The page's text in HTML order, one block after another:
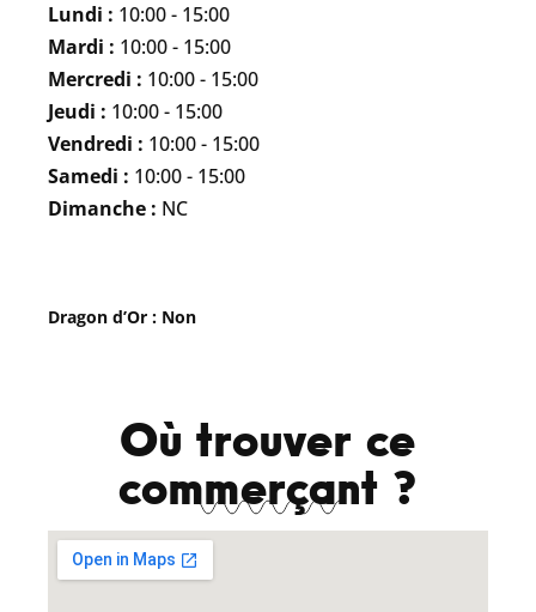
Lundi : 10:00 - 15:00
Mardi : 10:00 - 15:00
Mercredi : 10:00 - 15:00
Jeudi : 10:00 - 15:00
Vendredi : 10:00 - 15:00
Samedi : 10:00 - 15:00
Dimanche : NC
Dragon d’Or : Non
Où trouver ce
commerçant ?